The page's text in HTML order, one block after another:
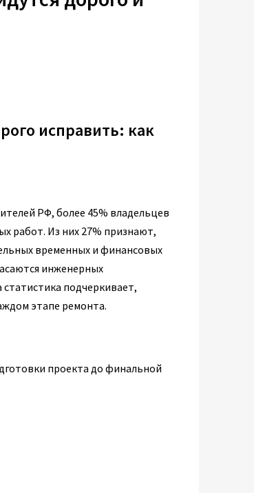
исправить: как
РФ, более 45% владельцев
работ. Из них 27% признают,
временных и финансовых
инженерных
подчеркивает,
этапе ремонта.
проекта до финальной